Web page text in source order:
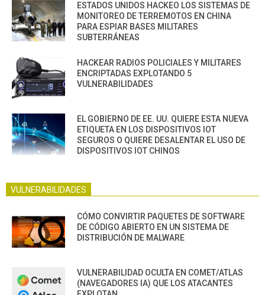
ESTADOS UNIDOS HACKEO LOS SISTEMAS DE
MONITOREO DE TERREMOTOS EN CHINA
PARA ESPIAR BASES MILITARES
SUBTERRÁNEAS
HACKEAR RADIOS POLICIALES Y MILITARES
ENCRIPTADAS EXPLOTANDO 5
VULNERABILIDADES
EL GOBIERNO DE EE. UU. QUIERE ESTA NUEVA
ETIQUETA EN LOS DISPOSITIVOS IOT
SEGUROS O QUIERE DESALENTAR EL USO DE
DISPOSITIVOS IOT CHINOS
VULNERABILIDADES
CÓMO CONVIRTIR PAQUETES DE SOFTWARE
DE CÓDIGO ABIERTO EN UN SISTEMA DE
DISTRIBUCIÓN DE MALWARE
VULNERABILIDAD OCULTA EN COMET/ATLAS
(NAVEGADORES IA) QUE LOS ATACANTES